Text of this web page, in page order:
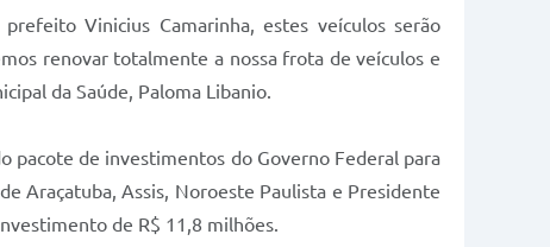
Vinicius Camarinha, estes veículos serão
renovar totalmente a nossa frota de veículos e
da Saúde, Paloma Libanio.
pacote de investimentos do Governo Federal para
Araçatuba, Assis, Noroeste Paulista e Presidente
de R$ 11,8 milhões.